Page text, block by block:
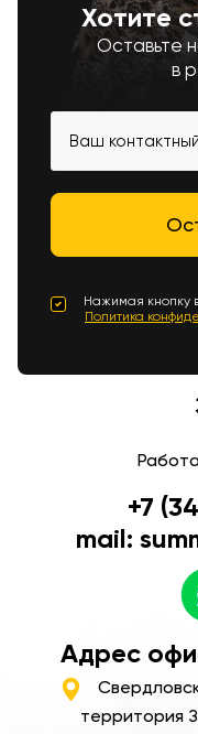
Хотите
Оставьте
в
Нажимая кнопку
Политика
+7
mail:
Адрес
территория